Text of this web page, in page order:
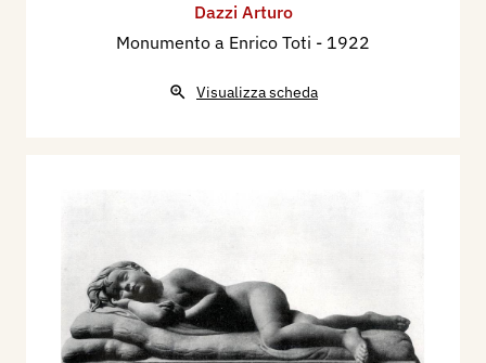
Dazzi Arturo
Monumento a Enrico Toti - 1922
Visualizza scheda